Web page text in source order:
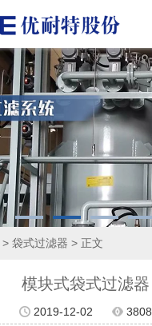
> 袋式过滤器 > 正文
模块式袋式过滤器
2019-12-02 3808